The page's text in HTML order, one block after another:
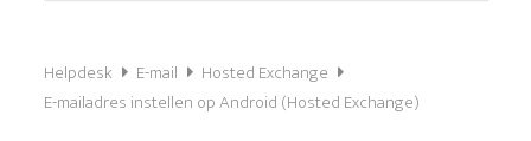
Helpdesk E-mail
Hosted Exchange
E-mailadres instellen op Android (Hosted Exchange)